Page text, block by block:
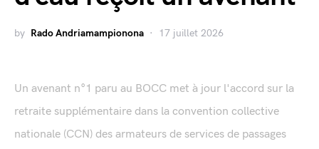
by Rado Andriamampionona 17 juillet 2026
Un avenant n°1 paru au BOCC met à jour l'accord sur la
retraite supplémentaire dans la convention collective
nationale (CCN) des armateurs de services de passages